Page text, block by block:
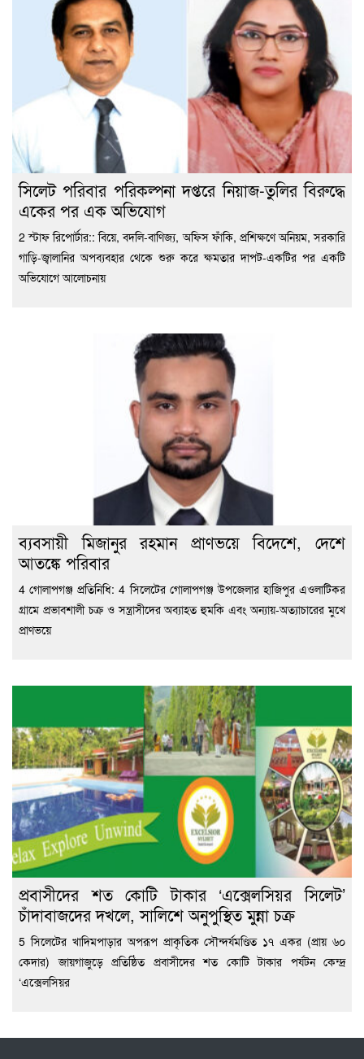
সিলেট পরিবার পরিকল্পনা দপ্তরে নিয়াজ-তুলির বিরুদ্ধে
একের পর এক অভিযোগ
2 স্টাফ রিপোর্টার:: বিয়ে, বদলি-বাণিজ্য, অফিস ফাঁকি, প্রশিক্ষণে অনিয়ম, সরকারি
গাড়ি-জ্বালানির অপব্যবহার থেকে শুরু করে ক্ষমতার দাপট-একটির পর একটি
অভিযোগে আলোচনায়
ব্যবসায়ী মিজানুর রহমান প্রাণভয়ে বিদেশে, দেশে
আতঙ্কে পরিবার
4 গোলাপগঞ্জ প্রতিনিধি: 4 সিলেটের গোলাপগঞ্জ উপজেলার হাজিপুর এওলাটিকর
গ্রামে প্রভাবশালী চক্র ও সন্ত্রাসীদের অব্যাহত হুমকি এবং অন্যায়-অত্যাচারের মুখে
প্রাণভয়ে
প্রবাসীদের শত কোটি টাকার ‘এক্সেলসিয়র সিলেট’
চাঁদাবাজদের দখলে, সালিশে অনুপুস্থিত মুন্না চক্র
5 সিলেটের খাদিমপাড়ার অপরূপ প্রাকৃতিক সৌন্দর্যমণ্ডিত ১৭ একর (প্রায় ৬০
কেদার) জায়গাজুড়ে প্রতিষ্ঠিত প্রবাসীদের শত কোটি টাকার পর্যটন কেন্দ্র
‘এক্সেলসিয়র